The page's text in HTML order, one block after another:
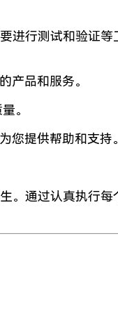
进行测试和验证等
产品和服务。
。
您提供帮助和支持。
。通过认真执行每